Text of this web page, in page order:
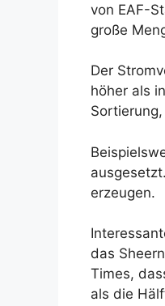
von EAF-
große
Der
höher als
erzeugen.
das
Times,
als die